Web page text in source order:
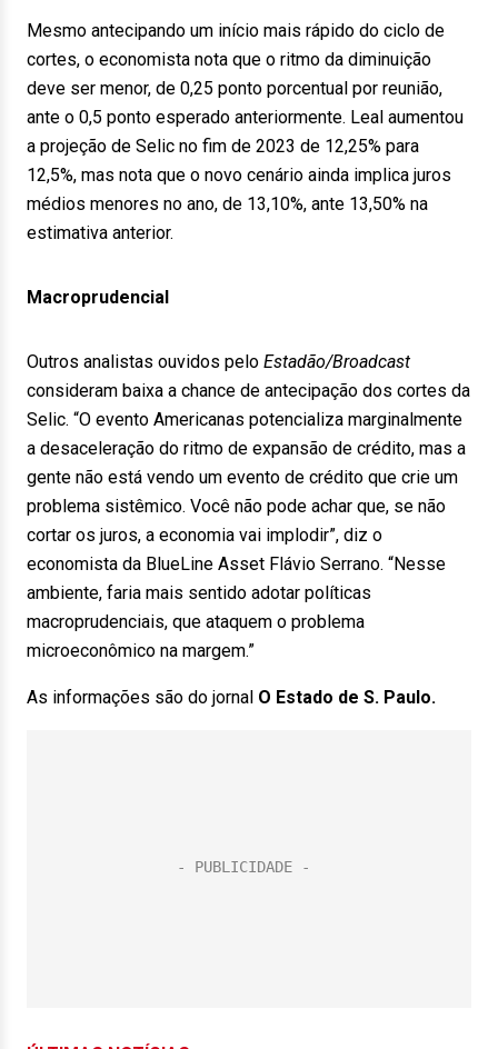
Mesmo antecipando um início mais rápido do ciclo de
cortes, o economista nota que o ritmo da diminuição
deve ser menor, de 0,25 ponto porcentual por reunião,
ante o 0,5 ponto esperado anteriormente. Leal aumentou
a projeção de Selic no fim de 2023 de 12,25% para
12,5%, mas nota que o novo cenário ainda implica juros
médios menores no ano, de 13,10%, ante 13,50% na
estimativa anterior.
Macroprudencial
Outros analistas ouvidos pelo Estadão/Broadcast
consideram baixa a chance de antecipação dos cortes da
Selic. “O evento Americanas potencializa marginalmente
a desaceleração do ritmo de expansão de crédito, mas a
gente não está vendo um evento de crédito que crie um
problema sistêmico. Você não pode achar que, se não
cortar os juros, a economia vai implodir”, diz o
economista da BlueLine Asset Flávio Serrano. “Nesse
ambiente, faria mais sentido adotar políticas
macroprudenciais, que ataquem o problema
microeconômico na margem.”
As informações são do jornal O Estado de S. Paulo.